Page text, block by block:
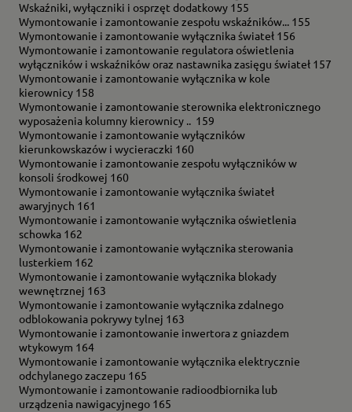
Wskaźniki, wyłączniki i osprzęt dodatkowy 155
Wymontowanie i zamontowanie zespołu wskaźników... 155
Wymontowanie i zamontowanie wyłącznika świateł 156
Wymontowanie i zamontowanie regulatora oświetlenia
wyłączników i wskaźników oraz nastawnika zasięgu świateł 157
Wymontowanie i zamontowanie wyłącznika w kole
kierownicy 158
Wymontowanie i zamontowanie sterownika elektronicznego
wyposażenia kolumny kierownicy .. 159
Wymontowanie i zamontowanie wyłączników
kierunkowskazów i wycieraczki 160
Wymontowanie i zamontowanie zespołu wyłączników w
konsoli środkowej 160
Wymontowanie i zamontowanie wyłącznika świateł
awaryjnych 161
Wymontowanie i zamontowanie wyłącznika oświetlenia
schowka 162
Wymontowanie i zamontowanie wyłącznika sterowania
lusterkiem 162
Wymontowanie i zamontowanie wyłącznika blokady
wewnętrznej 163
Wymontowanie i zamontowanie wyłącznika zdalnego
odblokowania pokrywy tylnej 163
Wymontowanie i zamontowanie inwertora z gniazdem
wtykowym 164
Wymontowanie i zamontowanie wyłącznika elektrycznie
odchylanego zaczepu 165
Wymontowanie i zamontowanie radioodbiornika lub
urządzenia nawigacyjnego 165